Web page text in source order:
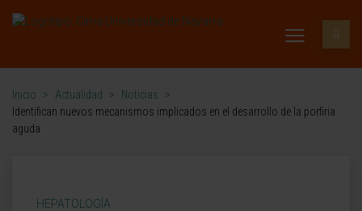
Inicio > Actualidad > Noticias
>
Identifican nuevos mecanismos implicados en el desarrollo de la porfiria
aguda
HEPATOLOGÍA